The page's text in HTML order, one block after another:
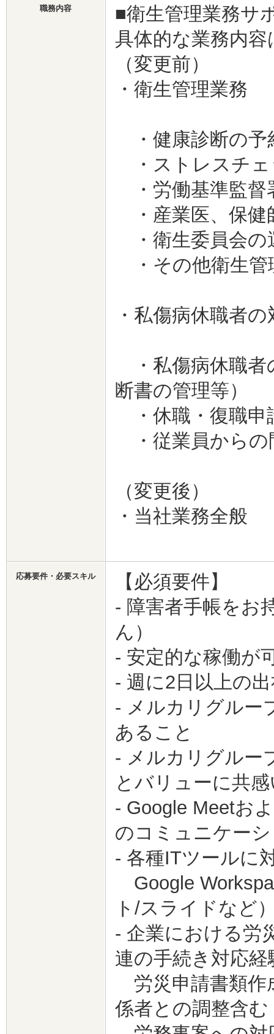
職務内容
■衛生管理業務サ
具体的な業務内
（変更前）
・衛生管理業務
・健康診断の予
・ストレスチェ
・労働基準監督
・産業医、保健
・衛生委員会の
・その他衛生管
・私傷病休職者の
・私傷病休職者
断書の管理等）
・休職・復職申
・従業員からの
（変更後）
・当社業務全般
応募要件・必要スキル
【必須要件】
- 障害者手帳をお
ん）
- 安定的な稼働が
- 週に2日以上の
- メルカリグルー
あること
- メルカリグルー
とバリューに共
- Google Meetお
のコミュニケー
- 各種ITツールに
Google
ト/スライドなど
- 企業における労
連の手続き対応経
労災申請書類作
係者との調整含む